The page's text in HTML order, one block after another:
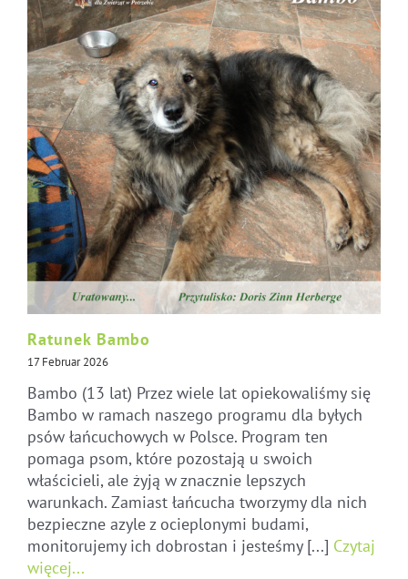
Ratunek Bambo
17 Februar 2026
Bambo (13 lat) Przez wiele lat opiekowaliśmy się
Bambo w ramach naszego programu dla byłych
psów łańcuchowych w Polsce. Program ten
pomaga psom, które pozostają u swoich
właścicieli, ale żyją w znacznie lepszych
warunkach. Zamiast łańcucha tworzymy dla nich
bezpieczne azyle z ocieplonymi budami,
monitorujemy ich dobrostan i jesteśmy [...] Czytaj
więcej...